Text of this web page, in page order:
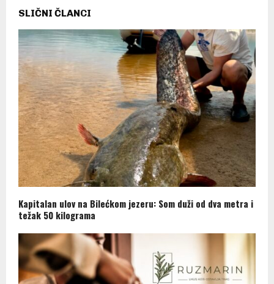
SLIČNI ČLANCI
Kapitalan ulov na Bilećkom jezeru: Som duži od dva metra i
težak 50 kilograma